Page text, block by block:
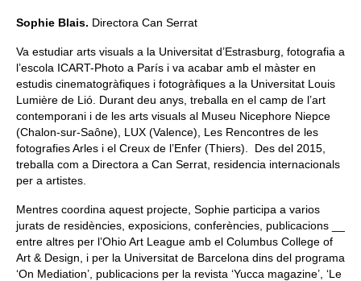
Sophie Blais. Directora Can Serrat
Va estudiar arts visuals a la Universitat d’Estrasburg, fotografia a
l’escola ICART-Photo a París i va acabar amb el màster en
estudis cinematogràfiques i fotogràfiques a la Universitat Louis
Lumière de Lió. Durant deu anys, treballa en el camp de l’art
contemporani i de les arts visuals al Museu Nicephore Niepce
(Chalon-sur-Saône), LUX (Valence), Les Rencontres de les
fotografies Arles i el Creux de l’Enfer (Thiers). Des del 2015,
treballa com a Directora a Can Serrat, residencia internacionals
per a artistes.
Mentres coordina aquest projecte, Sophie participa a varios
jurats de residències, exposicions, conferències, publicacions __
entre altres per l’Ohio Art League amb el Columbus College of
Art & Design, i per la Universitat de Barcelona dins del programa
‘On Mediation’, publicacions per la revista ‘Yucca magazine’, ‘Le